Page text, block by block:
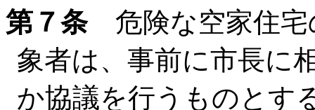
第７条危険な空家住宅
象者は、事前に市長に
か協議を行うものとす